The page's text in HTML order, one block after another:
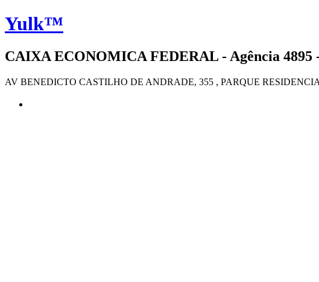
Yulk™
CAIXA ECONOMICA FEDERAL - Agência 4895
AV BENEDICTO CASTILHO DE ANDRADE, 355 , PARQUE